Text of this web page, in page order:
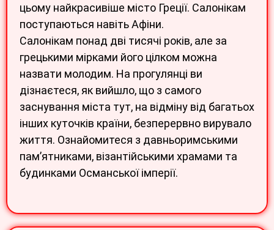
цьому найкрасивіше місто Греції. Салонікам
поступаються навіть Афіни.
Салонікам понад дві тисячі років, але за
грецькими мірками його цілком можна
назвати молодим. На прогулянці ви
дізнаєтеся, як вийшло, що з самого
заснування міста тут, на відміну від багатьох
інших куточків країни, безперервно вирувало
життя. Ознайомитеся з давньоримськими
пам’ятниками, візантійськими храмами та
будинками Османської імперії.